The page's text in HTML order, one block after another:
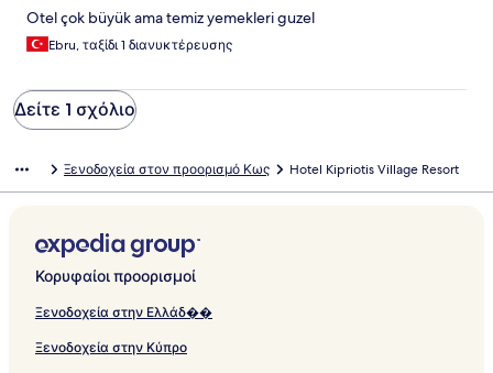
Otel çok büyük ama temiz yemekleri guzel
Ebru, ταξίδι 1 διανυκτέρευσης
Δείτε 1 σχόλιο
Ξενοδοχεία στον προορισμό Κως Hotel Kipriotis Village Resort
Κορυφαίοι προορισμοί
Ξενοδοχεία στην Ελλάδ��
Ξενοδοχεία στην Κύπρο